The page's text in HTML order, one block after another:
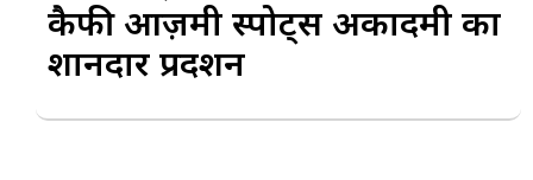
कैफी आज़मी स्पोर्ट्स अकादमी का
शानदार प्रदर्शन